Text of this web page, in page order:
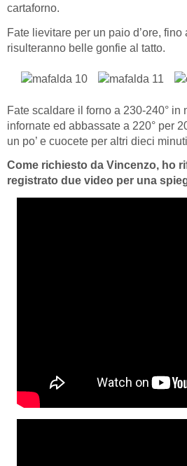
cartaforno.
Fate lievitare per un paio d’ore,
risulteranno belle gonfie al tatto.
Fate scaldare il forno a 230-240° in
infornate ed abbassate a 220° per
un po’ e cuocete per altri dieci
Come richiesto da Vincenzo, ho
registrato due video per una